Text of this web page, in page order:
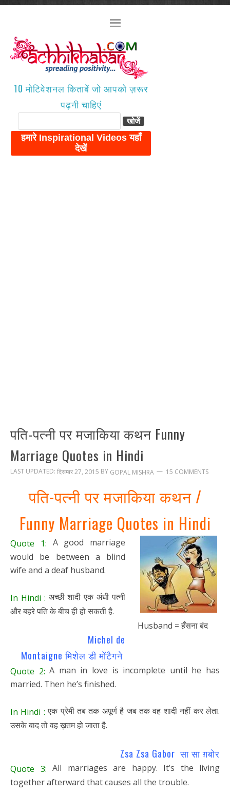
10 मोटिवेशनल किताबें जो आपको ज़रूर
पढ़नी चाहिएं
पति-पत्नी पर मजाकिया कथन Funny
Marriage Quotes in Hindi
LAST UPDATED: दिसम्बर 27, 2015 BY GOPAL MISHRA 15 COMMENTS
पति-पत्नी पर मजाकिया कथन /
Funny Marriage Quotes in Hindi
Husband = हँसना बंद
Quote 1: A good marriage
would be between a blind
wife and a deaf husband.
In Hindi : अच्छी शादी एक अंधी पत्नी
और बहरे पति के बीच ही हो सकती है.
Michel de
Montaigne मिशेल डी मोंटैगने
Quote 2:A man in love is incomplete until he has
married. Then he’s finished.
In Hindi :एक प्रेमी तब तक अपूर्ण है जब तक वह शादी नहीं कर लेता.
उसके बाद तो वह ख़तम हो जाता है.
Zsa Zsa Gabor सा सा ग़बोर
Quote 3: All marriages are happy. It’s the living
together afterward that causes all the trouble.